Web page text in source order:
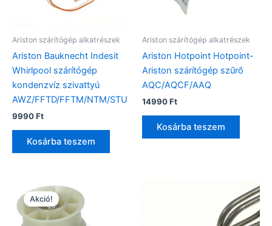
Ariston szárítógép alkatrészek
Ariston Bauknecht Indesit
Whirlpool szárítógép
kondenzvíz szivattyú
AWZ/FFTD/FFTM/NTM/STU
9990Ft
Kosárba teszem
Ariston szárítógép alkatrészek
Ariston Hotpoint Hotpoint-
Ariston szárítógép szűrő
AQC/AQCF/AAQ
14990Ft
Kosárba teszem
Akció!